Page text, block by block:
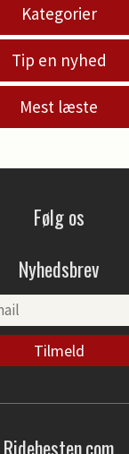
Kategorier
Tip en nyhed
Mest læste
Følg os
Nyhedsbrev
Ridehesten.com